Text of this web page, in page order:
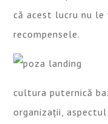
că acest lucru nu
recompensele.
cultura puternică
organizații,